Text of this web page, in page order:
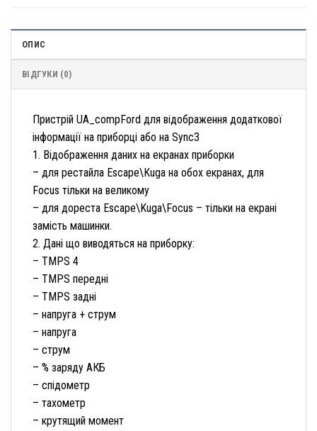
ОПИС
ВІДГУКИ (0)
Пристрій UA_compFord для відображення додаткової
інформації на приборці або на Sync3
1. Відображення даних на екранах приборки
– для рестайла Escape\Kuga на обох екранах, для
Focus тільки на великому
– для дореста Escape\Kuga\Focus – тільки на екрані
замість машинки.
2. Дані що виводяться на приборку:
– TMPS 4
– TMPS передні
– TMPS задні
– напруга + струм
– напруга
– струм
– % заряду АКБ
– спідометр
– тахометр
– крутящий момент